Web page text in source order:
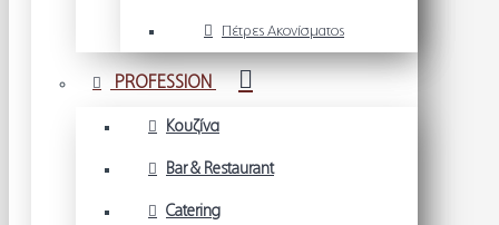
Πέτρες Ακονίσματος
PROFESSION
Κουζίνα
Bar & Restaurant
Catering